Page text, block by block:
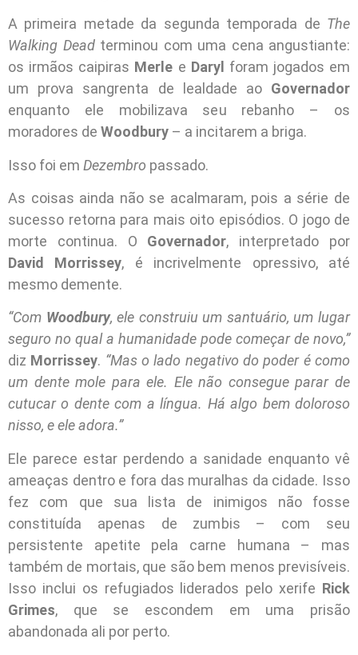
A primeira metade da segunda temporada de The
Walking Deadterminou com uma cena angustiante:
os irmãos caipiras Merle e Daryl foram jogados em
um prova sangrenta de lealdade ao Governador
enquanto ele mobilizava seu rebanho – os
moradores de Woodbury – a incitarem a briga.
Isso foi em Dezembro passado.
As coisas ainda não se acalmaram, pois a série de
sucesso retorna para mais oito episódios. O jogo de
morte continua. O Governador, interpretado por
David Morrissey, é incrivelmente opressivo, até
mesmo demente.
“Com Woodbury, ele construiu um santuário, um lugar
seguro no qual a humanidade pode começar de novo,”
diz Morrissey. “Mas o lado negativo do poder é como
um dente mole para ele. Ele não consegue parar de
cutucar o dente com a língua. Há algo bem doloroso
nisso, e ele adora.”
Ele parece estar perdendo a sanidade enquanto vê
ameaças dentro e fora das muralhas da cidade. Isso
fez com que sua lista de inimigos não fosse
constituída apenas de zumbis – com seu
persistente apetite pela carne humana – mas
também de mortais, que são bem menos previsíveis.
Isso inclui os refugiados liderados pelo xerife Rick
Grimes, que se escondem em uma prisão
abandonada ali por perto.